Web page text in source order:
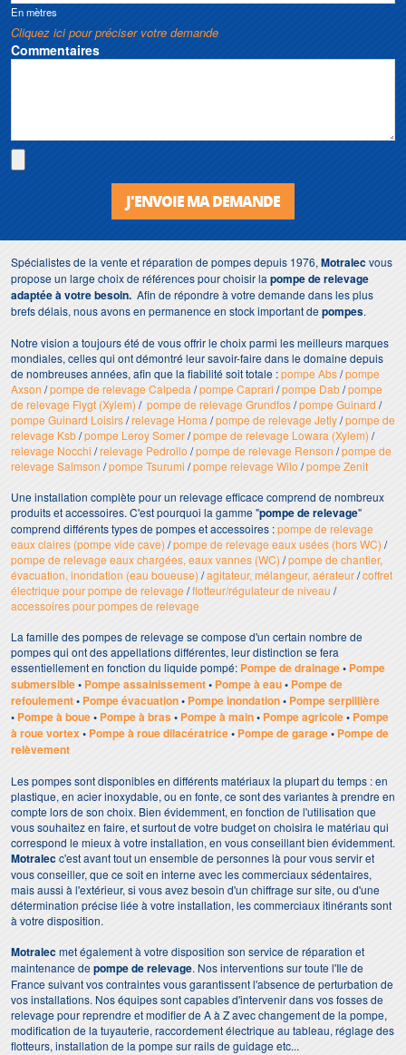
En mètres
Cliquez ici pour préciser votre demande
Commentaires
J'ENVOIE MA DEMANDE
Spécialistes de la vente et réparation de pompes depuis 1976, Motralecvous
propose un large choix de références pour choisir la pompe de relevage
adaptée à votre besoin. Afin de répondre à votre demande dans les plus
brefs délais, nous avons en permanence en stock important depompes.
Notre vision a toujours été de vous offrir le choix parmi les meilleurs marques
mondiales, celles qui ont démontré leur savoir-faire dans le domaine depuis
de nombreuses années, afin que la fiabilité soit totale :pompe Abs/pompe
Axson /pompe de relevage Calpeda /pompe Caprari /pompe Dab/pompe
de relevage Flygt (Xylem) / pompe de relevage Grundfos/pompe Guinard /
pompe Guinard Loisirs/relevage Homa /pompe de relevage Jetly/pompe de
relevage Ksb/pompe Leroy Somer/pompe de relevage Lowara (Xylem) /
relevage Nocchi /relevage Pedrollo /pompe de relevage Renson /pompe de
relevage Salmson /pompe Tsurumi /pompe relevage Wilo /pompe Zenit
Une installation complète pour un relevage efficace comprend de nombreux
produits et accessoires. C'est pourquoi la gamme "pompe de relevage"
comprend différents types de pompes et accessoires :pompe de relevage
eaux claires (pompe vide cave) /pompe de relevage eaux usées (hors WC) /
pompe de relevage eaux chargées, eaux vannes (WC) /pompe de chantier,
évacuation, inondation (eau boueuse) /agitateur, mélangeur, aérateur/coffret
électrique pour pompe de relevage /flotteur/régulateur de niveau /
accessoires pour pompes de relevage
La famille des pompes de relevage se compose d'un certain nombre de
pompes qui ont des appellations différentes, leur distinction se fera
essentiellement en fonction du liquide pompé: Pompe de drainage• Pompe
submersible• Pompe assainissement• Pompe à eau• Pompe de
refoulement• Pompe évacuation• Pompe inondation• Pompe serpillière
• Pompe à boue• Pompe à bras• Pompe à main• Pompe agricole• Pompe
à roue vortex• Pompe à roue dilacératrice• Pompe de garage• Pompe de
relèvement
Les pompes sont disponibles en différents matériaux la plupart du temps : en
plastique, en acier inoxydable, ou en fonte, ce sont des variantes à prendre en
compte lors de son choix. Bien évidemment, en fonction de l'utilisation que
vous souhaitez en faire, et surtout de votre budget on choisira le matériau qui
correspond le mieux à votre installation, en vous conseillant bien évidemment.
Motralecc'est avant tout un ensemble de personnes là pour vous servir et
vous conseiller, que ce soit en interne avec les commerciaux sédentaires,
mais aussi à l'extérieur, si vous avez besoin d'un chiffrage sur site, ou d'une
détermination précise liée à votre installation, les commerciaux itinérants sont
à votre disposition.
Motralecmet également à votre disposition son service de réparation et
maintenance depompe de relevage. Nos interventions sur toute l'Ile de
France suivant vos contraintes vous garantissent l'absence de perturbation de
vos installations. Nos équipes sont capables d'intervenir dans vos fosses de
relevage pour reprendre et modifier de A à Z avec changement de la pompe,
modification de la tuyauterie, raccordement électrique au tableau, réglage des
flotteurs, installation de la pompe sur rails de guidage etc...